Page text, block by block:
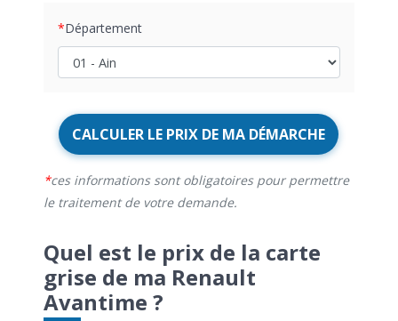
Département
CALCULER LE PRIX DE MA DÉMARCHE
ces informations sont obligatoires pour permettre
le traitement de votre demande.
Quel est le prix de la carte
grise de ma Renault
Avantime ?